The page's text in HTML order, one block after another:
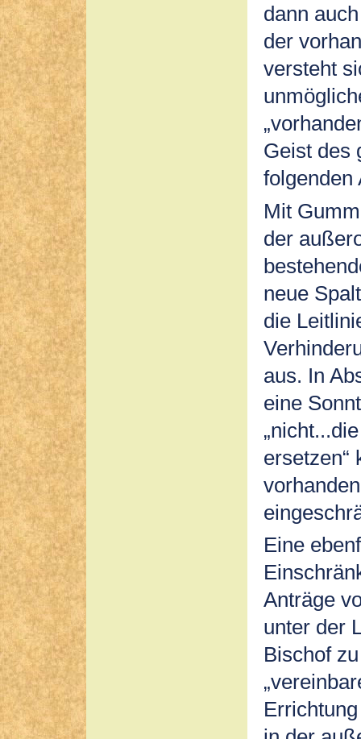
dann
der
versteht
Geist des
folgenden
Mit
der
neue
die
aus. In
eine
ersetzen“
Eine
Anträge
unter der
Bischof